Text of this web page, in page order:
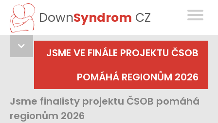
DownSyndrom CZ
JSME VE FINÁLE PROJEKTU ČSOB
POMÁHÁ REGIONŮM 2026
Jsme finalisty projektu ČSOB pomáhá
regionům 2026